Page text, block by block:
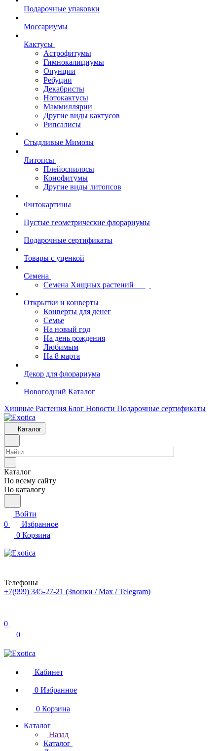
Подарочные упаковки
Моссариумы
Кактусы
Астрофитумы
Гимнокалициумы
Опунции
Ребуции
Декабристы
Нотокактусы
Маммиллярии
Другие виды кактусов
Рипсалисы
Стыдливые Мимозы
Литопсы
Плейоспилосы
Конофитумы
Другие виды литопсов
Фитокартины
Пустые геометрические флорариумы
Подарочные сертификаты
Товары с уценкой
Семена
Семена Хищных растений
Открытки и конверты
Конверты для денег
Семье
На новый год
На день рождения
Любимым
На 8 марта
Декор для флорариума
Новогодний Каталог
Хищные Растения Блог Новости Подарочные сертификаты
Каталог
Каталог
По всему сайту
По каталогу
Войти
0
Избранное
0 Корзина
Телефоны
+7(999) 345-27-21 (Звонки / Max / Telegram)
0
0
Кабинет
0 Избранное
0 Корзина
Каталог
Назад
Каталог